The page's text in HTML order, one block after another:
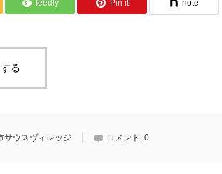
feedly Pin it note
る
サウスヴィレッジ コメント: 0